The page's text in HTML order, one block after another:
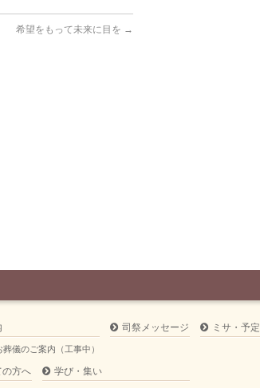
希望をもって未来に目を →
儀のご案内（工事中）
司祭メッセージ ミサ・予定
の方へ 学び・集い